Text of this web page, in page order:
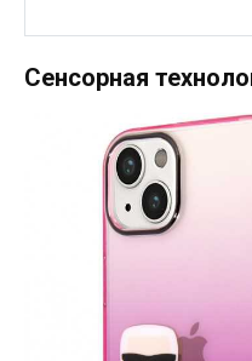
Сенсорная